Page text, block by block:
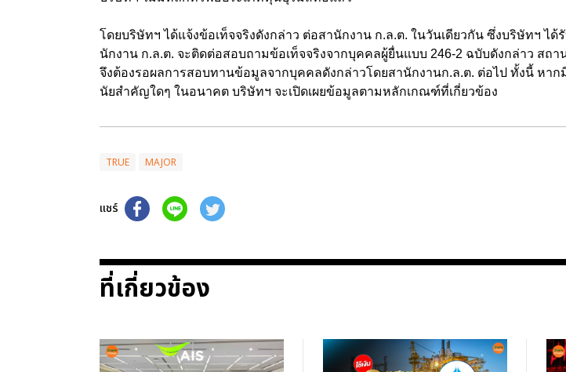
โดยบริษัทฯ ได้แจ้งข้อเท็จจริงดังกล่าว ต่อสานักงาน ก.ล.ต. ในวันเดียวกัน ซึ่งบริษัทฯ ได้
นักงาน ก.ล.ต. จะติดต่อสอบถามข้อเท็จจริงจากบุคคลผู้ยื่นแบบ 246-2 ฉบับดังกล่าว สถ
จึงต้องรอผลการสอบทานข้อมูลจากบุคคลดังกล่าวโดยสานักงานก.ล.ต. ต่อไป ทั้งนี้ หา
นัยสำคัญใดๆ ในอนาคต บริษัทฯ จะเปิดเผยข้อมูลตามหลักเกณฑ์ที่เกี่ยวข้อง
TRUE MAJOR
แชร์
ที่เกี่ยวข้อง